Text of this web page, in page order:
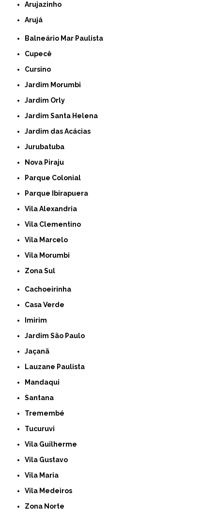
Arujazinho
Arujá
Balneário Mar Paulista
Cupecê
Cursino
Jardim Morumbi
Jardim Orly
Jardim Santa Helena
Jardim das Acácias
Jurubatuba
Nova Piraju
Parque Colonial
Parque Ibirapuera
Vila Alexandria
Vila Clementino
Vila Marcelo
Vila Morumbi
Zona Sul
Cachoeirinha
Casa Verde
Imirim
Jardim São Paulo
Jaçanã
Lauzane Paulista
Mandaqui
Santana
Tremembé
Tucuruvi
Vila Guilherme
Vila Gustavo
Vila Maria
Vila Medeiros
Zona Norte